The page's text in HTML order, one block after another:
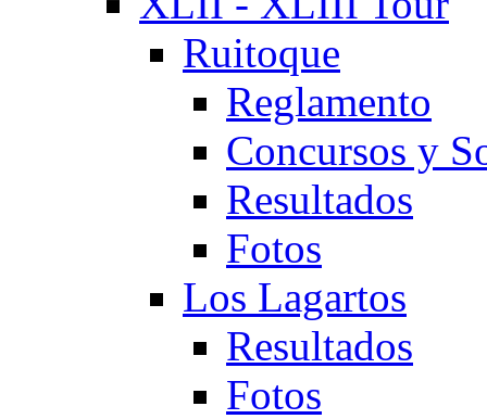
Ruitoque
Reglamento
Concursos y
Resultados
Fotos
Los Lagartos
Resultados
Fotos